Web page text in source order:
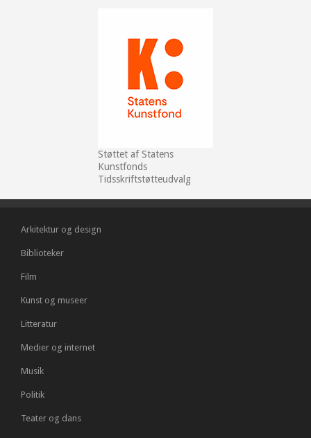
Støttet af Statens
Kunstfonds
Tidsskriftstøtteudvalg
Arkitektur og design
Biblioteker
Film
Kunst og museer
Litteratur
Medier og internet
Musik
Politik
Teater og dans